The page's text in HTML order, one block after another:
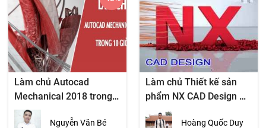
Làm chủ Autocad
Mechanical 2018 trong
10 giờ
Nguyễn Văn Bé
Làm chủ Thiết kế sản
phẩm NX CAD Design A-
Hoàng Quốc Duy